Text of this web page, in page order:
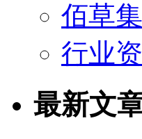
佰草
行业
最新文